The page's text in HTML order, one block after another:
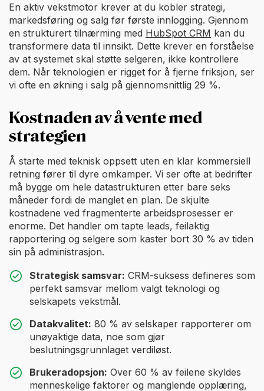
En aktiv vekstmotor krever at du kobler strategi,
markedsføring og salg før første innlogging. Gjennom
en strukturert tilnærming med HubSpot CRM kan du
transformere data til innsikt. Dette krever en forståelse
av at systemet skal støtte selgeren, ikke kontrollere
dem. Når teknologien er rigget for å fjerne friksjon, ser
vi ofte en økning i salg på gjennomsnittlig 29 %.
Kostnaden av å vente med
strategien
Å starte med teknisk oppsett uten en klar kommersiell
retning fører til dyre omkamper. Vi ser ofte at bedrifter
må bygge om hele datastrukturen etter bare seks
måneder fordi de manglet en plan. De skjulte
kostnadene ved fragmenterte arbeidsprosesser er
enorme. Det handler om tapte leads, feilaktig
rapportering og selgere som kaster bort 30 % av tiden
sin på administrasjon.
Strategisk samsvar: CRM-suksess defineres som
perfekt samsvar mellom valgt teknologi og
selskapets vekstmål.
Datakvalitet: 80 % av selskaper rapporterer om
unøyaktige data, noe som gjør
beslutningsgrunnlaget verdiløst.
Brukeradopsjon: Over 60 % av feilene skyldes
menneskelige faktorer og manglende opplæring,